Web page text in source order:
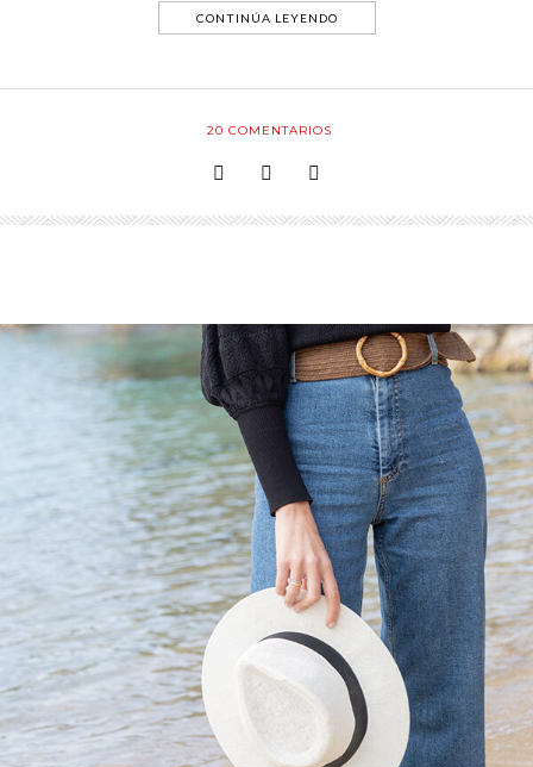
CONTINÚA LEYENDO
20 COMENTARIOS